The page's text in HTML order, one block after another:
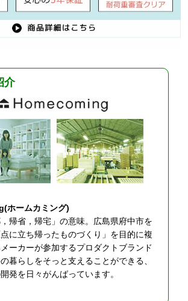
介
ホームカミング)
帰省，帰宅」の意味。広島県府中市を
に立ち帰ったものづくり」を目的に複
ーカーが参加するプロダクトブランド
暮らしをそっと支えることができる、
発を日々がんばっています。